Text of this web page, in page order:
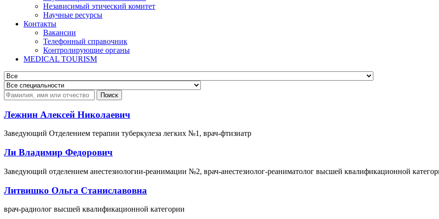
Независимый этический комитет
Научные ресурсы
Контакты
Вакансии
Телефонный справочник
Контролирующие органы
MEDICAL TOURISM
Поиск
Лежнин Алексей Николаевич
Заведующий Отделением терапии туберкулеза легких №1, врач-фтизиатр
Ли Владимир Федорович
Заведующий отделением анестезиологии-реанимации №2, врач-анестезиолог-реаниматолог высшей квалификационной
Литвишко Ольга Станиславовна
врач-радиолог высшей квалификационной категории